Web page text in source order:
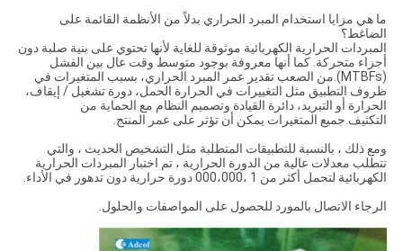
ما هي مزايا استخدام المبرد الحراري بدلاً من الأنظمة القائمة على
الضاغط؟
المبردات الحرارية الكهربائية موثوقة للغاية لأنها تحتوي على بنية صلبة دون
أجزاء متحركة. كما أنها معروفة بوجود متوسط وقت عال بين الفشل
(MTBFs).من الصعب تقدير عمر المبرد الحراري، بسبب المتغيرات في
ظروف التطبيق مثل التغييرات في الحرارة الحمل، دورة تشغيل / إيقاف،
الحرارة أو التبريد، دائرة القيادة وتصميم النظام مع الحماية من
التكثيف.جميع المتغيرات يمكن أن تؤثر على عمر المنتج.
ومع ذلك ، بالنسبة للتطبيقات المتطلبة مثل التشخيص الحديث ، والتي
تتطلب معدلات عالية من الدورة الحرارية ، تم اختبار المبردات الحرارية
الكهربائية لتحمل أكثر من 1 ،000،000 دورة حرارية دون تدهور في الأداء.
الرجاء الاتصال بالمورد للحصول على المواصفات والحلول.